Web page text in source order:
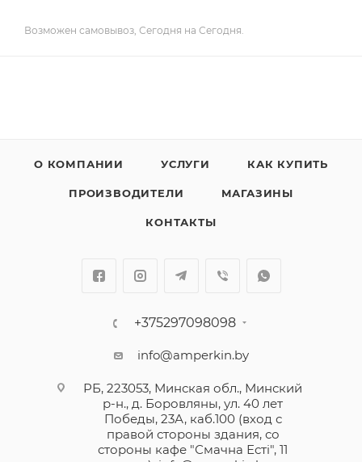
Возможен самовывоз, Сегодня на Сегодня.
О КОМПАНИИ УСЛУГИ КАК КУПИТЬ
ПРОИЗВОДИТЕЛИ МАГАЗИНЫ
КОНТАКТЫ
+375297098098
info@amperkin.by
РБ, 223053, Минская обл., Минский
р-н., д. Боровляны, ул. 40 лет
Победы, 23А, каб.100 (вход с
правой стороны здания, со
стороны кафе "Смачна Естi", 11